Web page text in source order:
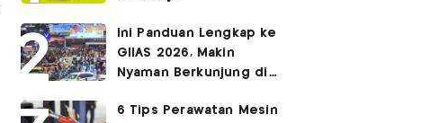
Ini Panduan Lengkap ke
GIIAS 2026, Makin
Nyaman Berkunjung di
6 Tips Perawatan Mesin